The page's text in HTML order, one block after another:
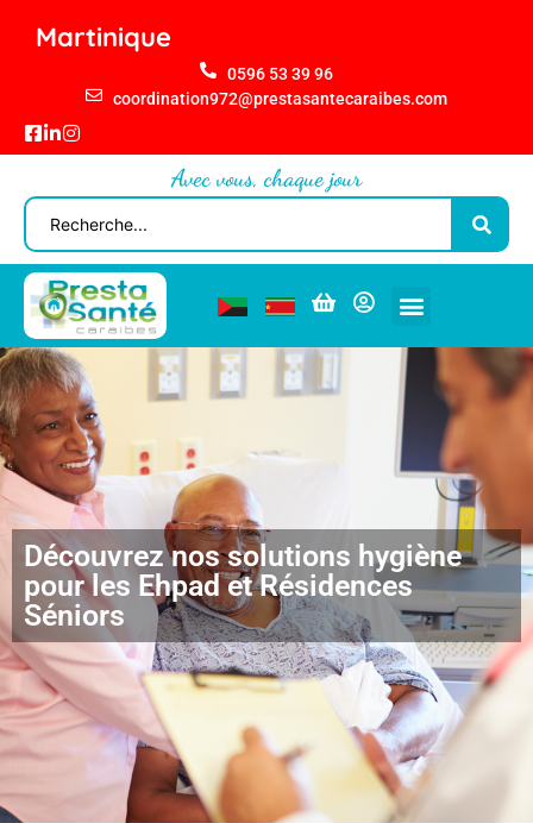
Martinique
0596 53 39 96
coordination972@prestasantecaraibes.com
Avec vous, chaque jour
Découvrez nos solutions hygiène
pour les Ehpad et Résidences
Séniors